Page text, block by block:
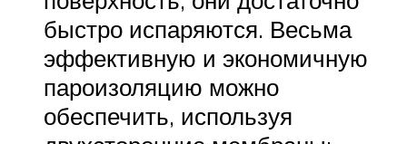
быстро испаряются. Весьма
эффективную и экономичную
пароизоляцию можно
обеспечить, используя